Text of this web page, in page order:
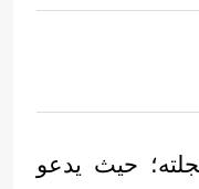
حيث يدعو